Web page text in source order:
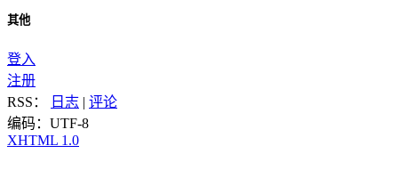
其他
登入
注册
RSS：
日志 | 评论
编码：UTF-8
XHTML 1.0